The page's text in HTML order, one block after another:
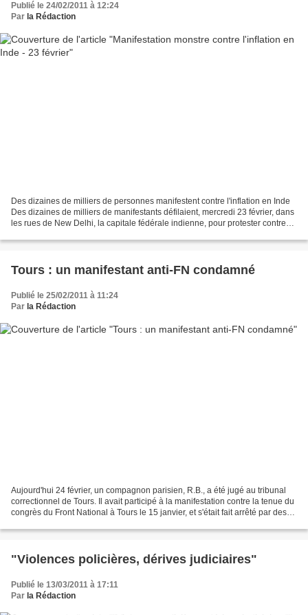
Publié le 24/02/2011 à 12:24
Par la Rédaction
Des dizaines de milliers de personnes manifestent contre l'inflation en Inde
Des dizaines de milliers de manifestants défilaient, mercredi 23 février, dans
les rues de New Delhi, la capitale fédérale indienne, pour protester contre
Tours : un manifestant anti-FN condamné
Publié le 25/02/2011 à 11:24
Par la Rédaction
Aujourd'hui 24 février, un compagnon parisien, R.B., a été jugé au tribunal
correctionnel de Tours. Il avait participé à la manifestation contre la tenue du
congrès du Front National à Tours le 15 janvier, et s'était fait arrêté par des
"Violences policières, dérives judiciaires"
Publié le 13/03/2011 à 17:11
Par la Rédaction